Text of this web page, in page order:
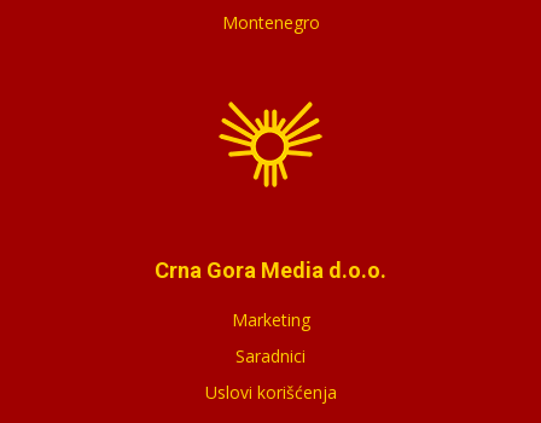
Montenegro
Crna Gora Media d.o.o.
Marketing
Saradnici
Uslovi korišćenja